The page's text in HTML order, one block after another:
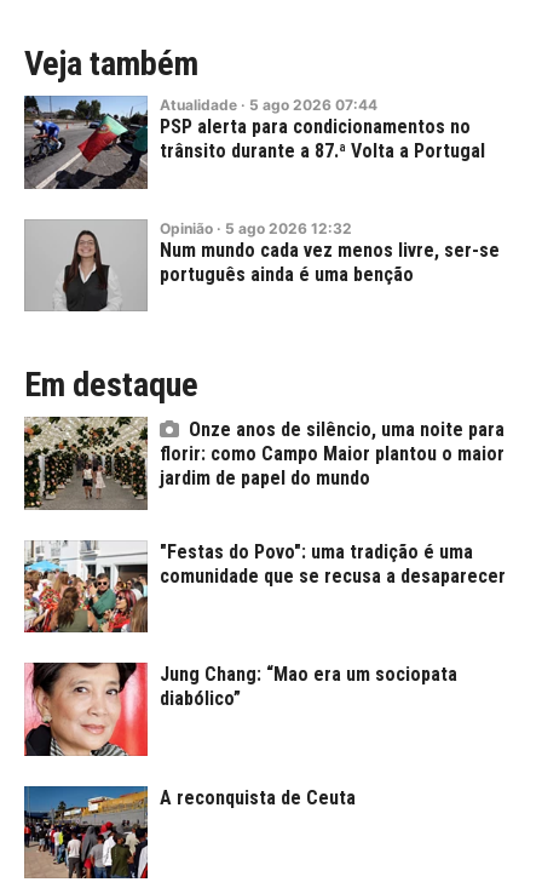
Veja também
Atualidade · 5 ago 2026 07:44
PSP alerta para condicionamentos no
trânsito durante a 87.ª Volta a Portugal
Opinião · 5 ago 2026 12:32
Num mundo cada vez menos livre, ser-se
português ainda é uma benção
Em destaque
Onze anos de silêncio, uma noite para
florir: como Campo Maior plantou o maior
jardim de papel do mundo
"Festas do Povo": uma tradição é uma
comunidade que se recusa a desaparecer
Jung Chang: “Mao era um sociopata
diabólico”
A reconquista de Ceuta